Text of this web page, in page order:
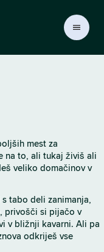
mest za
na to, ali tukaj živiš ali
veliko domačinov v
tabo deli zanimanja,
privošči si pijačo v
v bližnji kavarni. Ali pa
odkriješ vse